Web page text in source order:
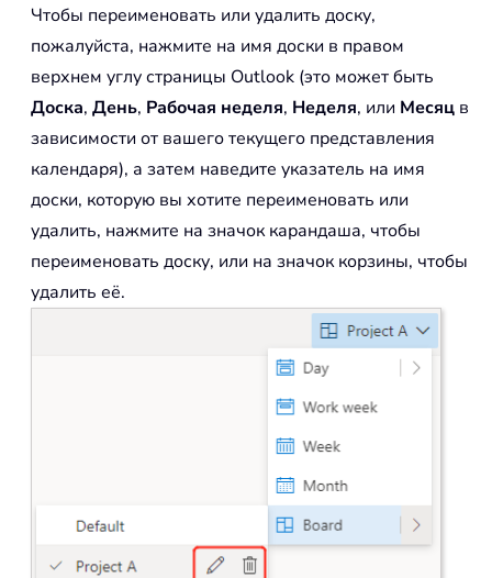
Чтобы переименовать или удалить доску,
пожалуйста, нажмите на имя доски в правом
верхнем углу страницы Outlook (это может быть
Доска, День, Рабочая неделя, Неделя, или Месяц в
зависимости от вашего текущего представления
календаря), а затем наведите указатель на имя
доски, которую вы хотите переименовать или
удалить, нажмите на значок карандаша, чтобы
переименовать доску, или на значок корзины, чтобы
удалить её.